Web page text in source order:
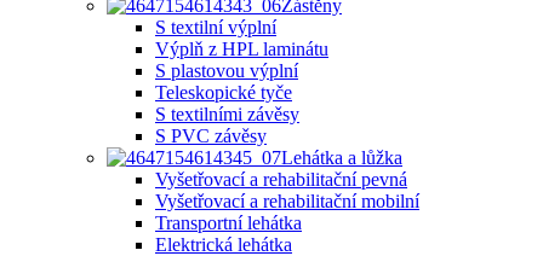
Zástěny
S textilní výplní
Výplň z HPL laminátu
S plastovou výplní
Teleskopické tyče
S textilními závěsy
S PVC závěsy
Lehátka a lůžka
Vyšetřovací a rehabilitační pevná
Vyšetřovací a rehabilitační mobilní
Transportní lehátka
Elektrická lehátka